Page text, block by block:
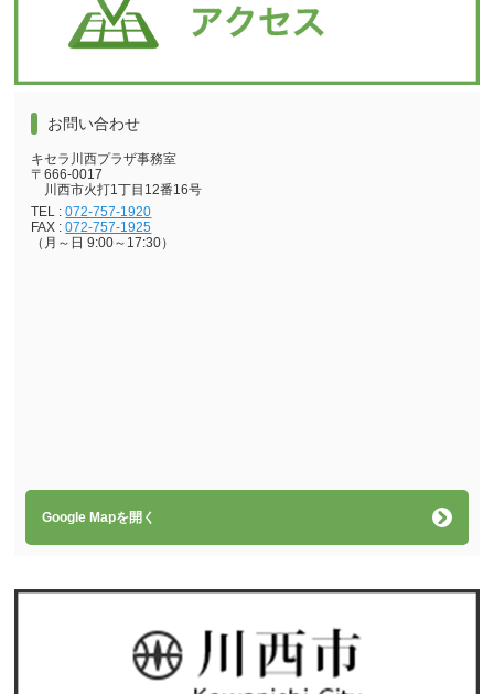
お問い合わせ
キセラ川西プラザ事務室
〒666-0017
川西市火打1丁目12番16号
TEL :072-757-1920
FAX :072-757-1925
（月～日 9:00～17:30）
Google Mapを開く